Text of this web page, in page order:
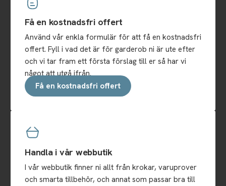
Få en kostnadsfri offert
Använd vår enkla formulär för att få en kostnadsfri
offert. Fyll i vad det är för garderob ni är ute efter
och vi tar fram ett första förslag till er så har vi
något att utgå ifrån.
Få en kostnadsfri offert
Handla i vår webbutik
I vår webbutik finner ni allt från krokar, varuprover
och smarta tillbehör, och annat som passar bra till